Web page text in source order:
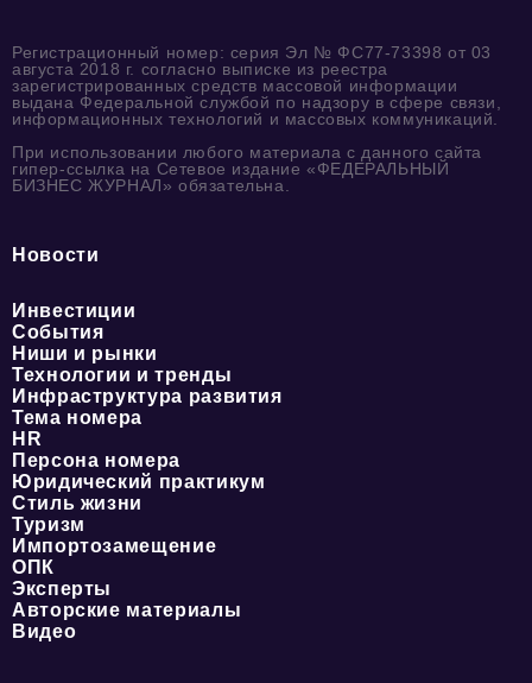
Регистрационный номер: серия Эл № ФС77-73398 от 03
августа 2018 г. согласно выписке из реестра
зарегистрированных средств массовой информации
выдана Федеральной службой по надзору в сфере связи,
информационных технологий и массовых коммуникаций.
При использовании любого материала с данного сайта
гипер-ссылка на Сетевое издание «ФЕДЕРАЛЬНЫЙ
БИЗНЕС ЖУРНАЛ» обязательна.
Новости
Инвестиции
События
Ниши и рынки
Технологии и тренды
Инфраструктура развития
Тема номера
HR
Персона номера
Юридический практикум
Стиль жизни
Туризм
Импортозамещение
ОПК
Эксперты
Авторские материалы
Видео